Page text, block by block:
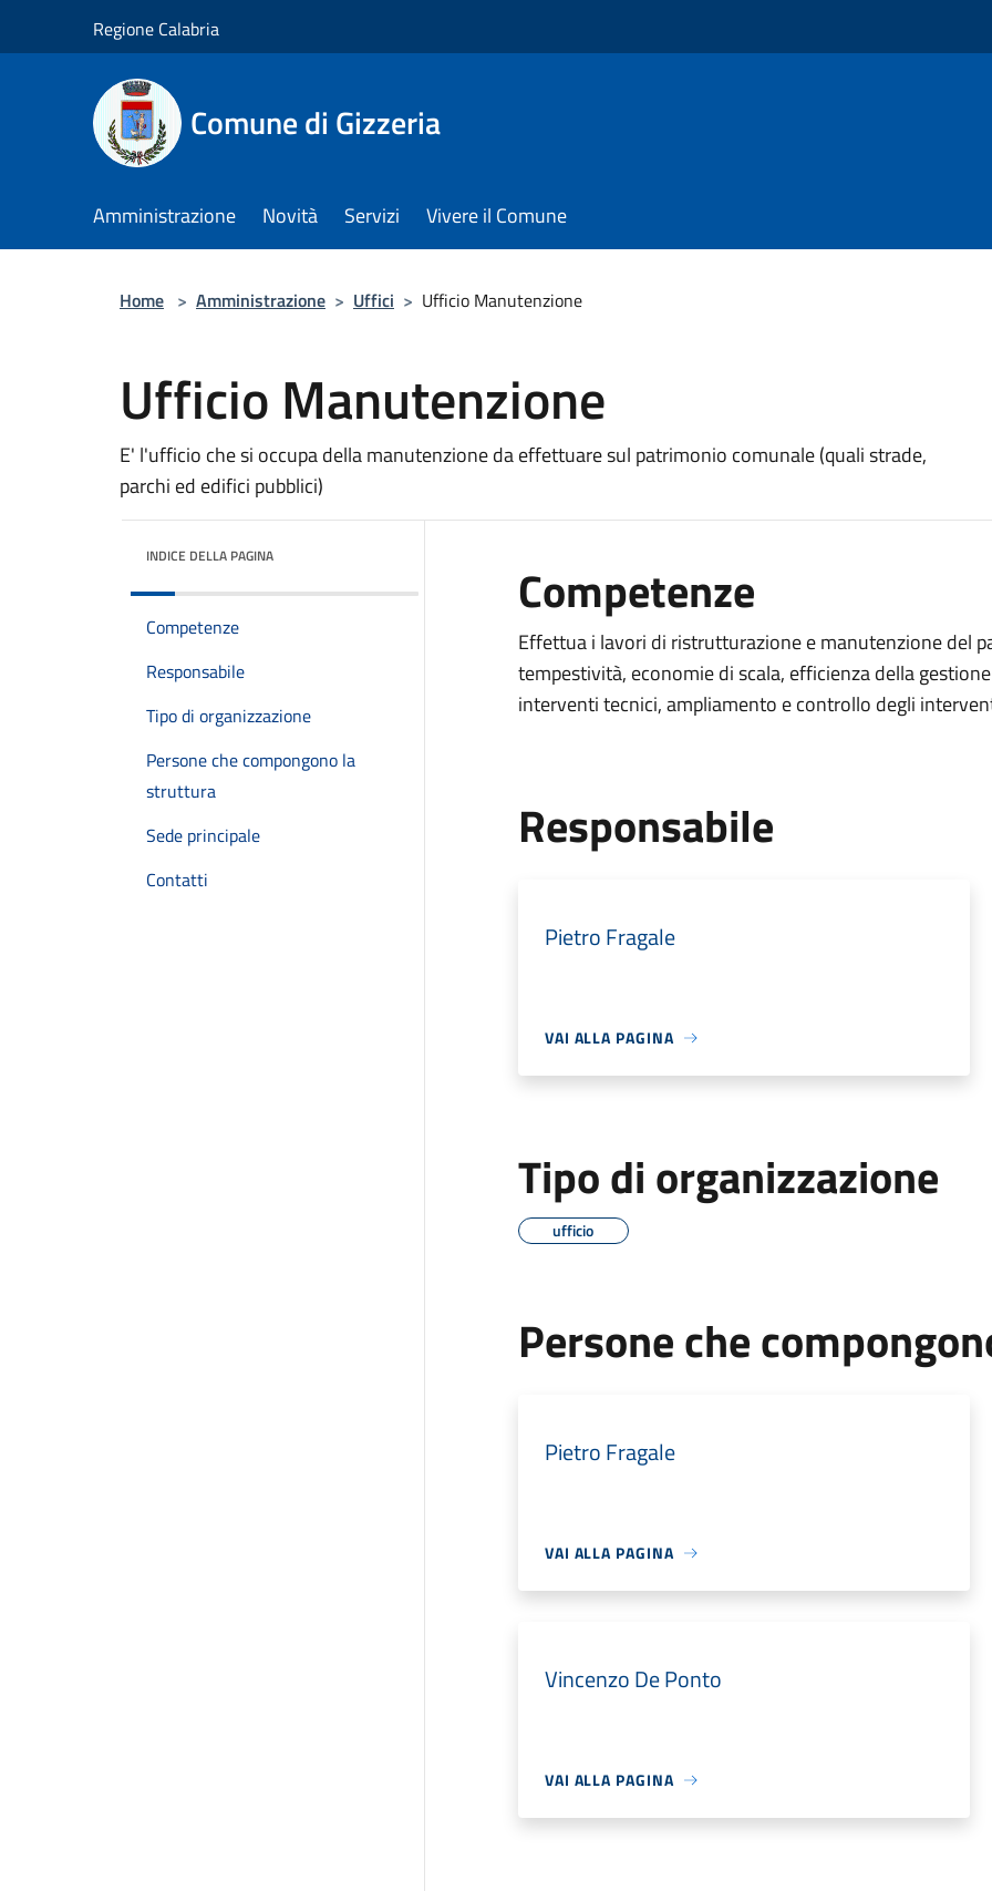
Regione Calabria
Comune di Gizzeria
Amministrazione Novità Servizi Vivere il Comune
Home > Amministrazione > Uffici > Ufficio Manutenzione
Ufficio Manutenzione
E' l'ufficio che si occupa della manutenzione da effettuare sul patrimonio comunale (quali strade,
parchi ed edifici pubblici)
INDICE DELLA PAGINA
Competenze
Responsabile
Tipo di organizzazione
Persone che compongono la
struttura
Sede principale
Contatti
Competenze
Effettua i lavori di ristrutturazione e manutenzione del
tempestività, economie di scala, efficienza della
interventi tecnici, ampliamento e controllo degli
Responsabile
Pietro Fragale
VAI ALLA PAGINA
Tipo di organizzazione
ufficio
Persone che
Pietro Fragale
VAI ALLA PAGINA
Vincenzo De Ponto
VAI ALLA PAGINA